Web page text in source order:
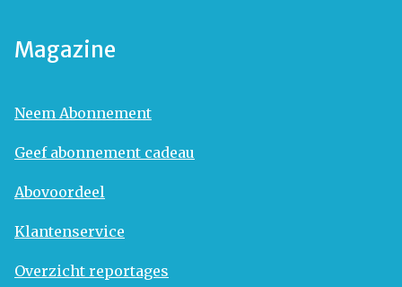
Magazine
Neem Abonnement
Geef abonnement cadeau
Abovoordeel
Klantenservice
Overzicht reportages